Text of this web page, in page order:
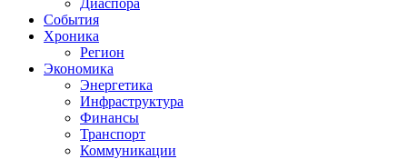
Диаспора
События
Хроника
Регион
Экономика
Энергетика
Инфраструктура
Финансы
Транспорт
Коммуникации